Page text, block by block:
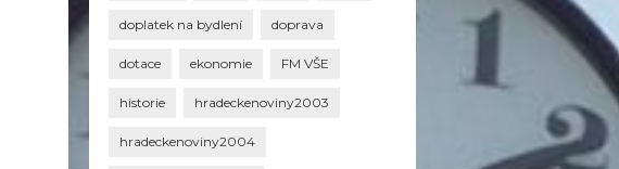
doplatek na bydlení doprava
dotace ekonomie FM VŠE
historie hradeckenoviny2003
hradeckenoviny2004